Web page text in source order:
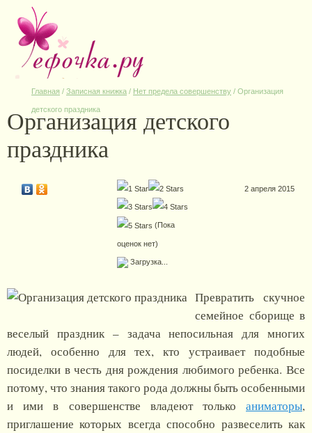
Главная / Записная книжка / Нет предела совершенству / Организация
детского праздника
Организация детского
праздника
(Пока
оценок нет)
Загрузка...
2 апреля 2015
Превратить скучное
семейное сборище в
веселый праздник – задача непосильная для многих
людей, особенно для тех, кто устраивает подобные
посиделки в честь дня рождения любимого ребенка. Все
потому, что знания такого рода должны быть особенными
и ими в совершенстве владеют только аниматоры,
приглашение которых всегда способно развеселить как